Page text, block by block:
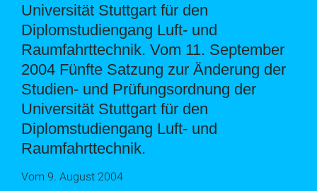
Universität Stuttgart für den
Diplomstudiengang Luft- und
Raumfahrttechnik. Vom 11. September
2004 Fünfte Satzung zur Änderung der
Studien- und Prüfungsordnung der
Universität Stuttgart für den
Diplomstudiengang Luft- und
Raumfahrttechnik.
Vom 9. August 2004